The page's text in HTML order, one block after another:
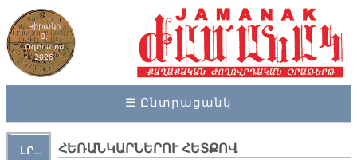
Կիրակի
9,
Օգոստոս
2026
☰ Ընտրացանկ
ԼՐԱՀՈՍ ՀԵՌԱՆԿԱՐՆԵՐՈՒ ՀԵՏՔՈՎ